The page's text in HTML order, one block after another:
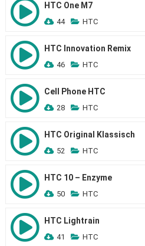
HTC One M7
44 HTC
HTC Innovation Remix
46 HTC
Cell Phone HTC
28 HTC
HTC Original Klassisch
52 HTC
HTC 10 – Enzyme
50 HTC
HTC Lightrain
41 HTC